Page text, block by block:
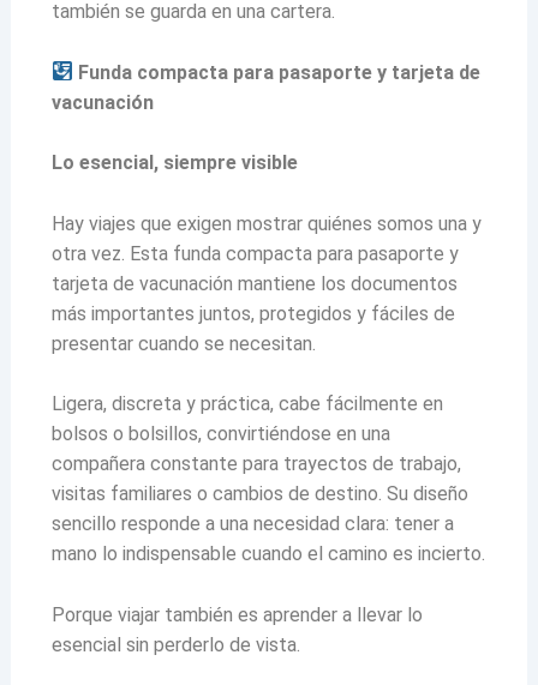
también se guarda en una cartera.
Funda compacta para pasaporte y tarjeta de
vacunación
Lo esencial, siempre visible
Hay viajes que exigen mostrar quiénes somos una y
otra vez. Esta funda compacta para pasaporte y
tarjeta de vacunación mantiene los documentos
más importantes juntos, protegidos y fáciles de
presentar cuando se necesitan.
Ligera, discreta y práctica, cabe fácilmente en
bolsos o bolsillos, convirtiéndose en una
compañera constante para trayectos de trabajo,
visitas familiares o cambios de destino. Su diseño
sencillo responde a una necesidad clara: tener a
mano lo indispensable cuando el camino es incierto.
Porque viajar también es aprender a llevar lo
esencial sin perderlo de vista.